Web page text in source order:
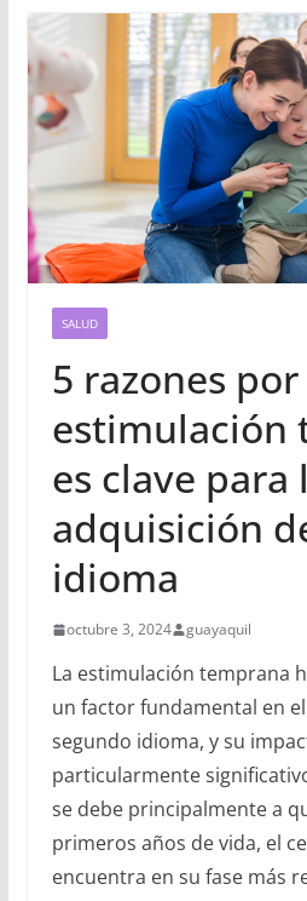
SALUD
5 razones
estimulación
es clave para
adquisición
idioma
octubre 3, 2024 guayaquil
La estimulación temprana
un factor fundamental en
segundo idioma, y su
particularmente
se debe principalmente a
primeros años de vida, el
encuentra en su fase más